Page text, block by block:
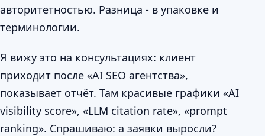
авторитетностью. Разница - в упаковке и
терминологии.
Я вижу это на консультациях: клиент
приходит после «AI SEO агентства»,
показывает отчёт. Там красивые графики «AI
visibility score», «LLM citation rate», «prompt
ranking». Спрашиваю: а заявки выросли?